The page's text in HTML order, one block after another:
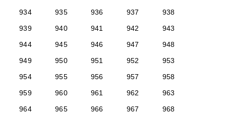
934 935 936 937
938
939
940 941 942
943
944
945 946 947
948
949
950 951 952
953
954
955 956 957
958
959
960 961 962
963
964
965 966 967
968